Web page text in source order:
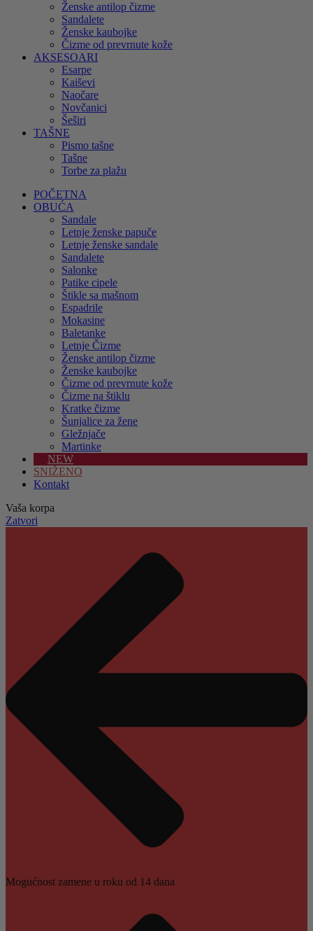
Ženske antilop čizme
Sandalete
Ženske kaubojke
Čizme od prevrnute kože
AKSESOARI
Esarpe
Kaiševi
Naočare
Novčanici
Šeširi
TAŠNE
Pismo tašne
Tašne
Torbe za plažu
POČETNA
OBUĆA
Sandale
Letnje ženske papuče
Letnje ženske sandale
Sandalete
Salonke
Patike cipele
Štikle sa mašnom
Espadrile
Mokasine
Baletanke
Letnje Čizme
Ženske antilop čizme
Ženske kaubojke
Čizme od prevrnute kože
Čizme na štiklu
Kratke čizme
Šunjalice za žene
Gležnjače
Martinke
NEW
SNIŽENO
Kontakt
Vaša korpa
Zatvori
Mogućnost zamene u roku od 14 dana